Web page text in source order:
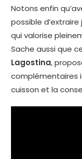
Notons enfin
possible d’extraire
qui valorise
Sache aussi que
Lagostina,
complémentaires
cuisson et la